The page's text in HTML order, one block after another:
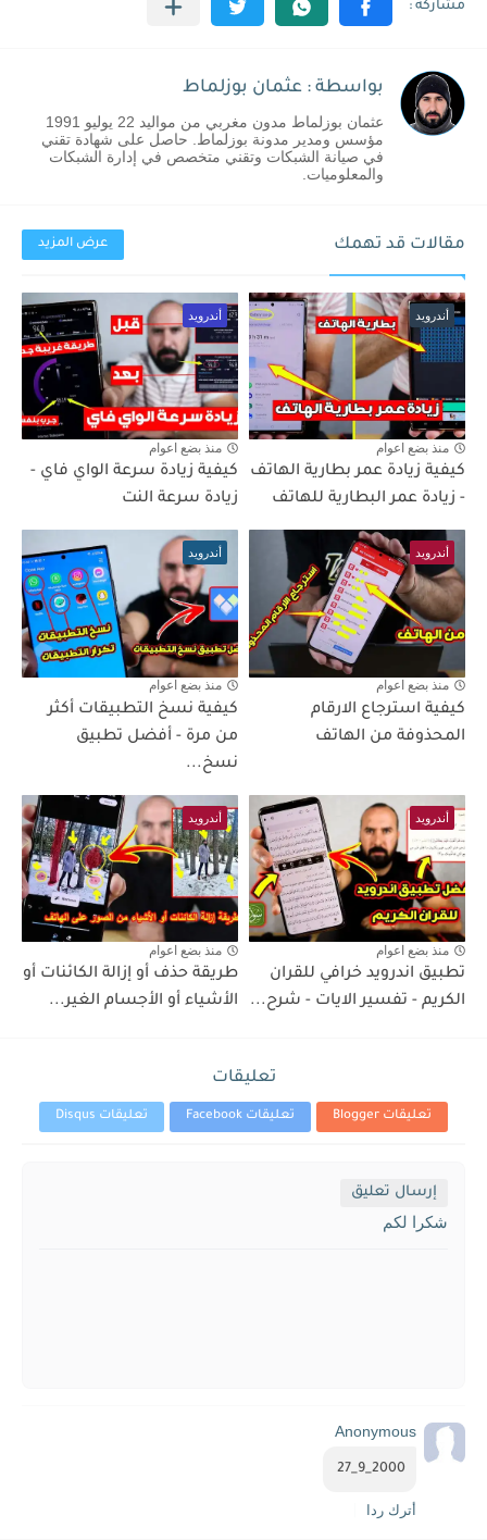
بواسطة : عثمان بوزلماط
عثمان بوزلماط مدون مغربي من مواليد 22 يوليو 1991
مؤسس ومدير مدونة بوزلماط. حاصل على شهادة تقني
في صيانة الشبكات وتقني متخصص في إدارة الشبكات
والمعلوميات.
مقالات قد تهمك عرض المزيد
أندرويد
منذ بضع اعوام
كيفية زيادة عمر بطارية الهاتف
- زيادة عمر البطارية للهاتف
أندرويد
منذ بضع اعوام
كيفية زيادة سرعة الواي فاي -
زيادة سرعة النت
أندرويد
منذ بضع اعوام
كيفية استرجاع الارقام
المحذوفة من الهاتف
أندرويد
منذ بضع اعوام
كيفية نسخ التطبيقات أكثر
من مرة - أفضل تطبيق
نسخ...
أندرويد
منذ بضع اعوام
تطبيق اندرويد خرافي للقران
الكريم - تفسير الايات - شرح...
أندرويد
منذ بضع اعوام
طريقة حذف أو إزالة الكائنات أو
الأشياء أو الأجسام الغير...
تعليقات
تعليقات Blogger تعليقات Facebook تعليقات Disqus
إرسال تعليق
شكرا لكم
Anonymous
2000_9_27
أترك ردا